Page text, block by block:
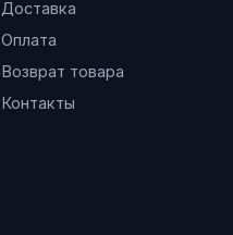
Доставка
Оплата
Возврат товара
Контакты